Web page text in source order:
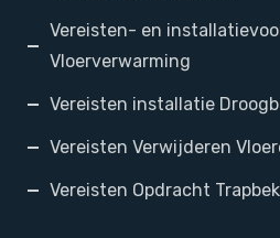
Vereisten- en
Vloerverwarming
Vereisten installatie
Vereisten Verwijderen
Vereisten Opdracht